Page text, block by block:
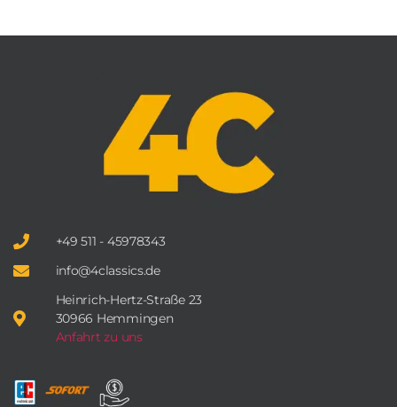
+49 511 - 45978343
info@4classics.de
Heinrich-Hertz-Straße 23
30966 Hemmingen
Anfahrt zu uns